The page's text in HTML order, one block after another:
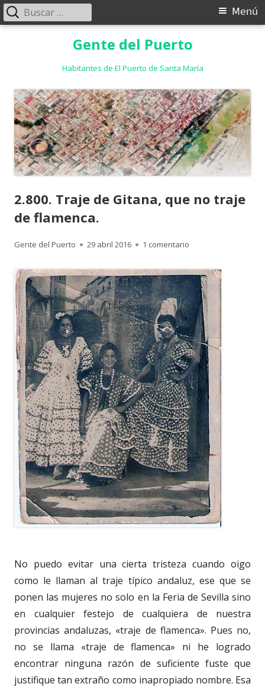
Gente del Puerto
Habitantes de El Puerto de Santa María
Menú
Menú
Buscar:
2.800. Traje de Gitana, que no traje
de flamenca.
Autor
Gente del Puerto
Publicado
29 abril 2016 1 comentario
No puedo evitar una cierta tristeza cuando oigo
como le llaman al traje típico andaluz, ese que se
ponen las mujeres no solo en la Feria de Sevilla sino
en cualquier festejo de cualquiera de nuestra
provincias andaluzas, «traje de flamenca». Pues no,
no se llama «traje de flamenca» ni he logrado
encontrar ninguna razón de suficiente fuste que
justifique tan extraño como inapropiado nombre. Esa